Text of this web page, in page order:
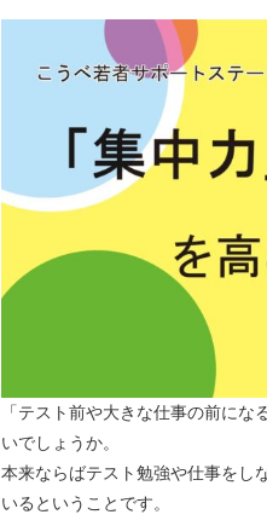
「テスト前や大きな仕事の前に
いでしょうか。
本来ならばテスト勉強や仕事をし
いるということです。